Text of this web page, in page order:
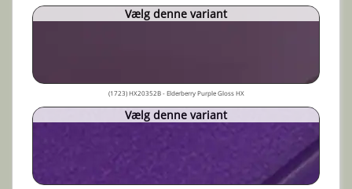
Vælg denne variant
(1723) HX20352B - Elderberry Purple Gloss HX
Vælg denne variant